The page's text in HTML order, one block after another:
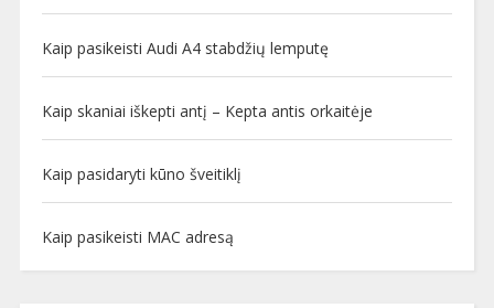
Kaip pasikeisti Audi A4 stabdžių lemputę
Kaip skaniai iškepti antį – Kepta antis orkaitėje
Kaip pasidaryti kūno šveitiklį
Kaip pasikeisti MAC adresą